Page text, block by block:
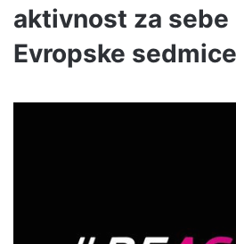
aktivnost za sebe
Evropske